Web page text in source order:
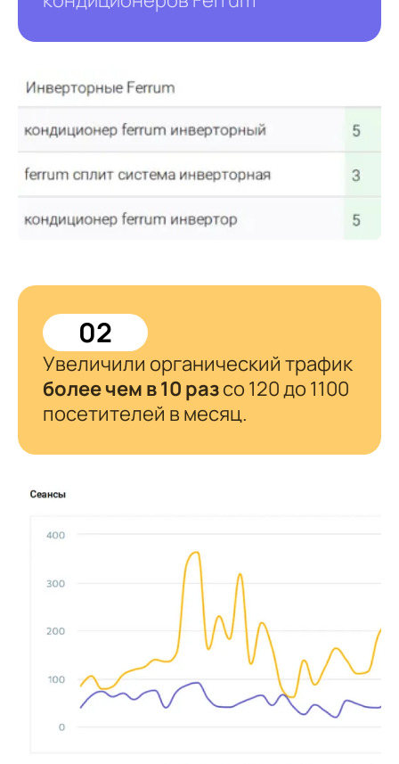
02
Увеличили органический трафик
более чем в 10 разсо 120 до 1100
посетителей в месяц.